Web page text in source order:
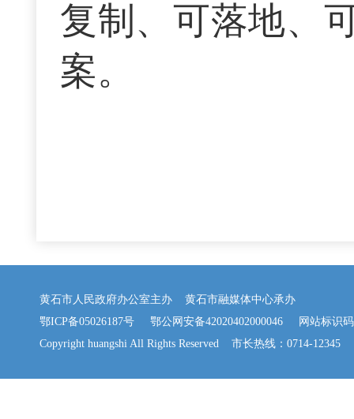
复制、可落地、
案。
黄石市人民政府办公室主办 黄石市融媒体中心承办
鄂ICP备05026187号
鄂公网安备42020402000046 网站标识码
Copyright huangshi All Rights Reserved 市长热线：0714-12345